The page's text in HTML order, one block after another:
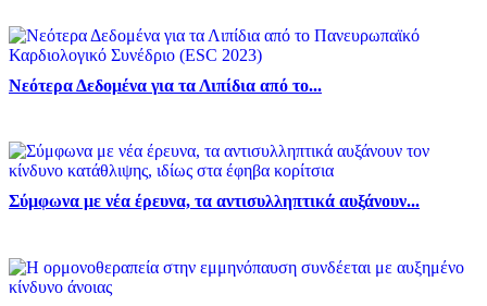
Νεότερα Δεδομένα για τα Λιπίδια από το...
Σύμφωνα με νέα έρευνα, τα αντισυλληπτικά αυξάνουν...